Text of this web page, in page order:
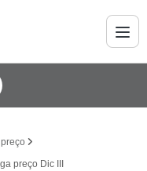
preço Dic III